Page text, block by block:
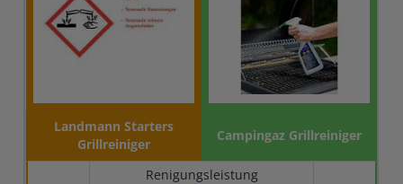
Landmann Starters
Grillreiniger
Campingaz Grillreiniger
Renigungsleistung